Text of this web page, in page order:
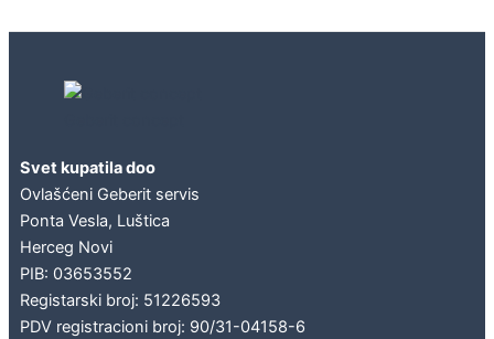
Svet kupatila doo
Ovlašćeni Geberit servis
Ponta Vesla, Luštica
Herceg Novi
PIB: 03653552
Registarski broj: 51226593
PDV registracioni broj: 90/31-04158-6